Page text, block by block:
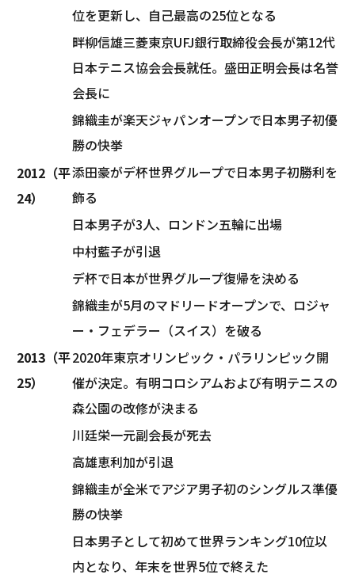
位を更新し、自己最高の25位となる
畔柳信雄三菱東京UFJ銀行取締役会長が第12代
日本テニス協会会長就任。盛田正明会長は名誉
会長に
2012（平
24）
錦織圭が楽天ジャパンオープンで日本男子初優
勝の快挙
添田豪がデ杯世界グループで日本男子初勝利を
飾る
日本男子が3人、ロンドン五輪に出場
中村藍子が引退
2013（平
25）
デ杯で日本が世界グループ復帰を決める
錦織圭が5月のマドリードオープンで、ロジャ
ー・フェデラー（スイス）を破る
2020年東京オリンピック・パラリンピック開
催が決定。有明コロシアムおよび有明テニスの
森公園の改修が決まる
川廷栄一元副会長が死去
高雄恵利加が引退
錦織圭が全米でアジア男子初のシングルス準優
勝の快挙
日本男子として初めて世界ランキング10位以
内となり、年末を世界5位で終えた